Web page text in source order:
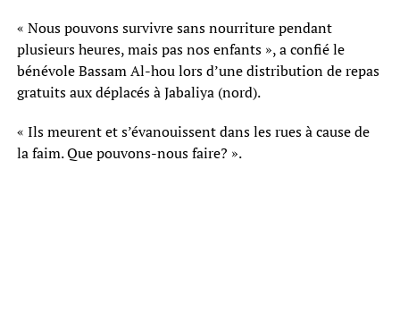
« Nous pouvons survivre sans nourriture pendant
plusieurs heures, mais pas nos enfants », a confié le
bénévole Bassam Al-hou lors d’une distribution de repas
gratuits aux déplacés à Jabaliya (nord).
« Ils meurent et s’évanouissent dans les rues à cause de
la faim. Que pouvons-nous faire? ».